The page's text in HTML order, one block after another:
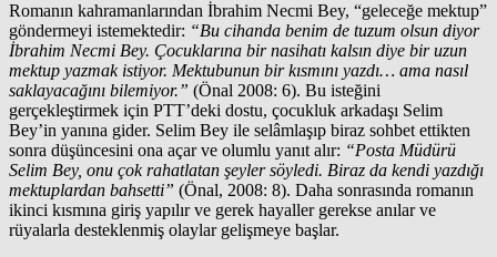
Romanın kahramanlarından İbrahim Necmi Bey, “geleceğe mektup”
göndermeyi istemektedir: “Bu cihanda benim de tuzum olsun diyor
İbrahim Necmi Bey. Çocuklarına bir nasihatı kalsın diye bir uzun
mektup yazmak istiyor. Mektubunun bir kısmını yazdı… ama nasıl
saklayacağını bilemiyor.” (Önal 2008: 6). Bu isteğini
gerçekleştirmek için PTT’deki dostu, çocukluk arkadaşı Selim
Bey’in yanına gider. Selim Bey ile selâmlaşıp biraz sohbet ettikten
sonra düşüncesini ona açar ve olumlu yanıt alır: “Posta Müdürü
Selim Bey, onu çok rahatlatan şeyler söyledi. Biraz da kendi yazdığı
mektuplardan bahsetti” (Önal, 2008: 8). Daha sonrasında romanın
ikinci kısmına giriş yapılır ve gerek hayaller gerekse anılar ve
rüyalarla desteklenmiş olaylar gelişmeye başlar.